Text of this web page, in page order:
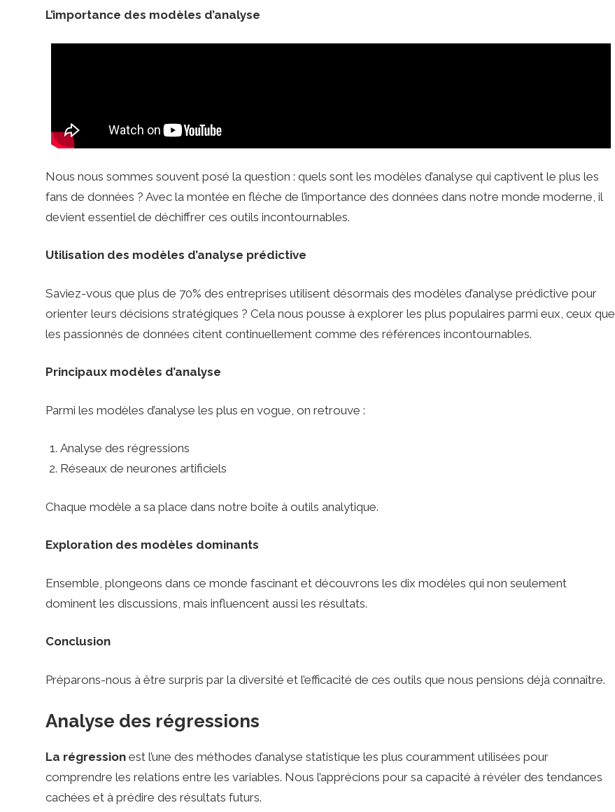
i
u
g
b
y
.
f
r
P
a
r
i
s
u
L’importance des modèles d’analyse
Nous nous sommes souvent posé la question : quels sont les modèles d’analyse qui captivent le plus les
fans de données ? Avec la montée en flèche de l’importance des données dans notre monde moderne, il
devient essentiel de déchiffrer ces outils incontournables.
Utilisation des modèles d’analyse prédictive
Saviez-vous que plus de 70% des entreprises utilisent désormais des modèles d’analyse prédictive pour
orienter leurs décisions stratégiques ? Cela nous pousse à explorer les plus populaires parmi eux, ceux que
les passionnés de données citent continuellement comme des références incontournables.
Principaux modèles d’analyse
Parmi les modèles d’analyse les plus en vogue, on retrouve :
Analyse des régressions
Réseaux de neurones artificiels
Chaque modèle a sa place dans notre boîte à outils analytique.
Exploration des modèles dominants
Ensemble, plongeons dans ce monde fascinant et découvrons les dix modèles qui non seulement
dominent les discussions, mais influencent aussi les résultats.
Conclusion
Préparons-nous à être surpris par la diversité et l’efficacité de ces outils que nous pensions déjà connaître.
Analyse des régressions
La régressionest l’une des méthodes d’analyse statistique les plus couramment utilisées pour
comprendre les relations entre les variables. Nous l’apprécions pour sa capacité à révéler des tendances
cachées et à prédire des résultats futurs.